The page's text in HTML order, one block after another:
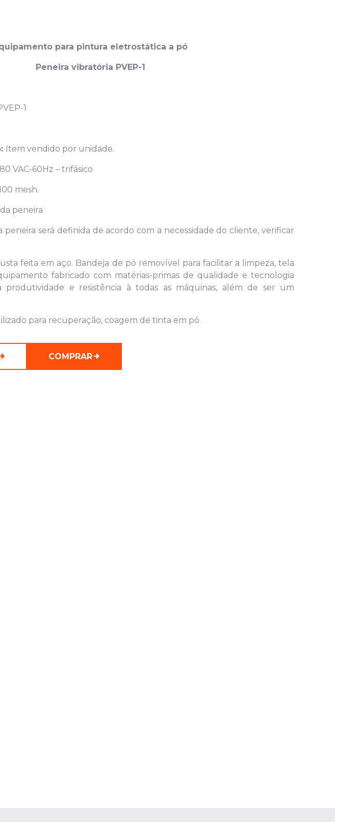
para pintura eletrostática a pó
Peneira vibratória PVEP-1
1
Item vendido por unidade.
VAC-60Hz – trifásico
mesh.
peneira
peneira será definida de acordo com a necessidade do cliente, verificar
feita em aço. Bandeja de pó removível para facilitar a limpeza, tela
fabricado com matérias-primas de qualidade e tecnologia
produtividade e resistência à todas as máquinas, além de ser um
para recuperação, coagem de tinta em pó.
COMPRAR